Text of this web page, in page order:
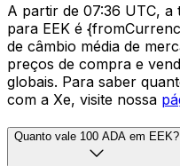
A partir de 07:36 UTC, a
para EEK é
de câmbio média de
preços de compra e
globais. Para saber
com a Xe, visite nossa
Quanto vale 100 ADA em EEK?